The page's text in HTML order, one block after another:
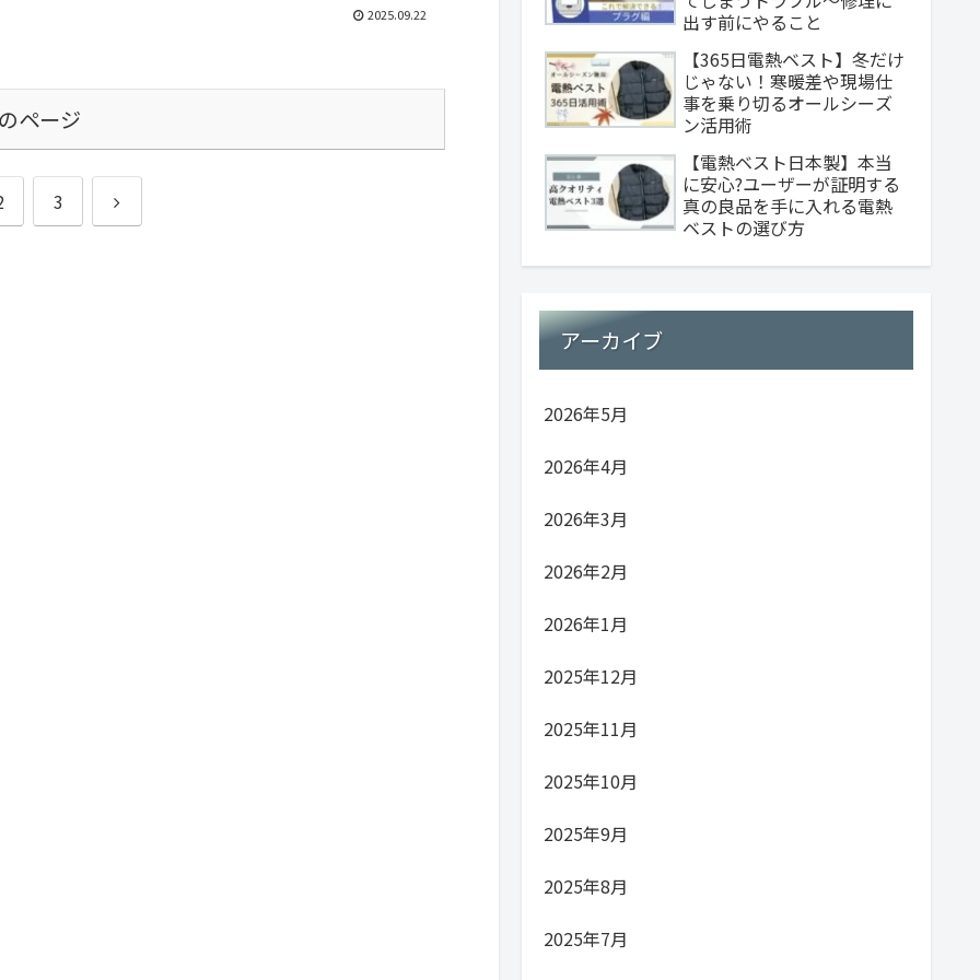
2025.09.22
ページ
3
次
出す前にやること
【365日電熱ベスト】冬だけ
じゃない！寒暖差や現場仕
事を乗り切るオールシーズ
ン活用術
【電熱ベスト日本製】本当
に安心?ユーザーが証明する
真の良品を手に入れる電熱
ベストの選び方
アーカイブ
2026年5月
2026年4月
2026年3月
2026年2月
2026年1月
2025年12月
2025年11月
2025年10月
2025年9月
2025年8月
2025年7月